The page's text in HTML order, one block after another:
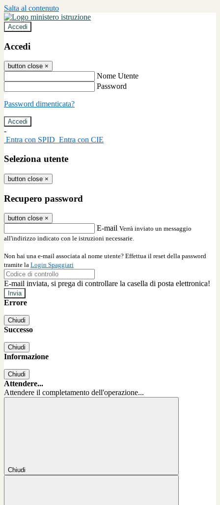
Salta al contenuto
Accedi
Accedi
button close ×
Nome Utente
Password
Password dimenticata?
-
Entra con SPID Entra con CIE
Seleziona utente
button close ×
Recupero password
button close ×
E-mail Verrà inviato un messaggio
all'indirizzo indicato con le istruzioni necessarie.
Non hai una e-mail associata al nome utente? Effettua il reset della password
tramite la Login Spaggiari
E-mail inviata, si prega di controllare la casella di posta elettronica!
Errore
Chiudi
Successo
Chiudi
Informazione
Chiudi
Attendere...
Attendere il completamento dell'operazione...
Chiudi